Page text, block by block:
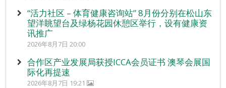
“活力社区 – 体育健康咨询站” 8月份分别在松山东
望洋眺望台及绿杨花园休憩区举行，设有健康资
讯推广
2026年8月7日 20:00
合作区产业发展局获授ICCA会员证书 澳琴会展国
际化再提速
2026年8月7日 19:21